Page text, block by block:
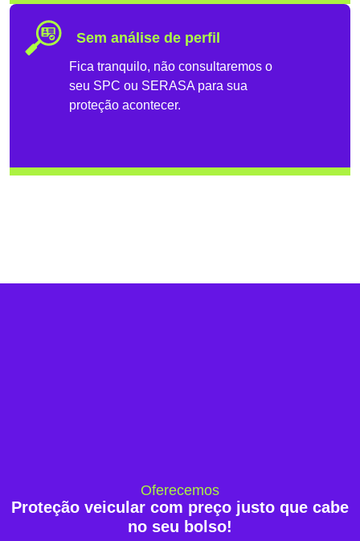
Sem análise de perfil
Fica tranquilo, não consultaremos o
seu SPC ou SERASA para sua
proteção acontecer.
Oferecemos
Proteção veicular com preço justo que cabe
no seu bolso!